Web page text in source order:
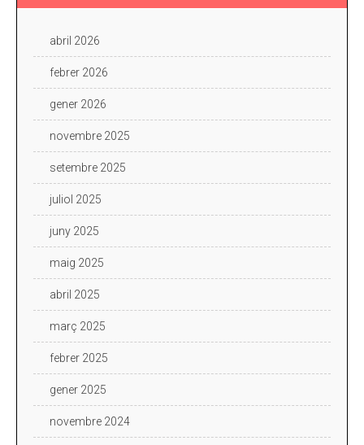
abril 2026
febrer 2026
gener 2026
novembre 2025
setembre 2025
juliol 2025
juny 2025
maig 2025
abril 2025
març 2025
febrer 2025
gener 2025
novembre 2024